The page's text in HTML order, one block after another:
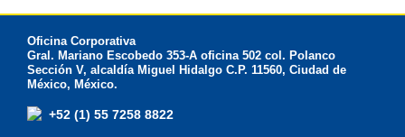
Oficina Corporativa
Gral. Mariano Escobedo 353-A oficina 502 col. Polanco
Sección V, alcaldía Miguel Hidalgo C.P. 11560, Ciudad de
México, México.
+52 (1) 55 7258 8822